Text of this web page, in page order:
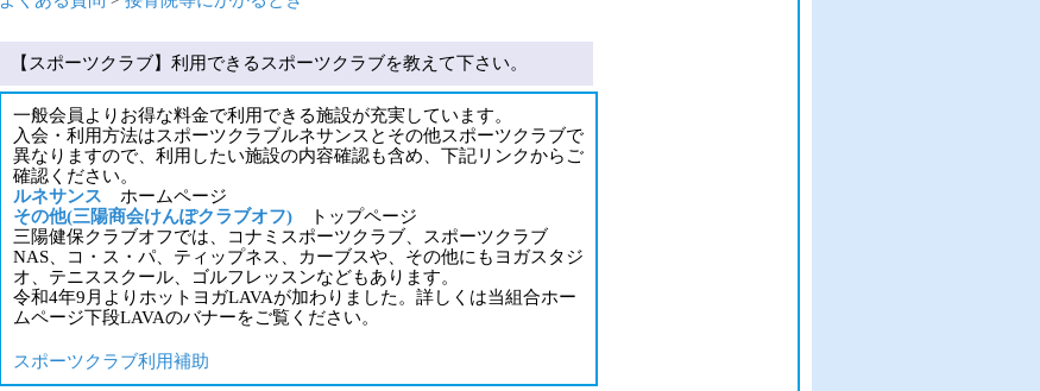
【スポーツクラブ】利用できるスポーツクラブを教えて下さい。
一般会員よりお得な料金で利用できる施設が充実しています。
入会・利用方法はスポーツクラブルネサンスとその他スポーツクラブで
異なりますので、利用したい施設の内容確認も含め、下記リンクからご
確認ください。
ルネサンス
ホームページ
その他(三陽商会けんぽクラブオフ) トップページ
三陽健保クラブオフでは、コナミスポーツクラブ、スポーツクラブ
NAS、コ・ス・パ、ティップネス、カーブスや、その他にもヨガスタジ
オ、テニススクール、ゴルフレッスンなどもあります。
令和4年9月よりホットヨガLAVAが加わりました。詳しくは当組合ホー
ムページ下段LAVAのバナーをご覧ください。
スポーツクラブ利用補助